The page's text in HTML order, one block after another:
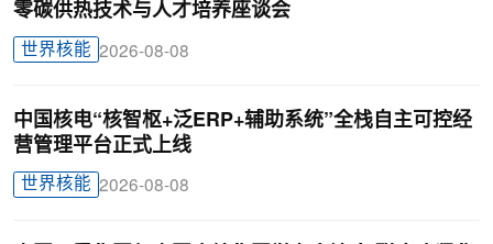
零碳供热技术与人才培养座谈会
世界核能 2026-08-08
中国核电“核智枢+泛ERP+辅助系统”全栈自主可控经
营管理平台正式上线
世界核能 2026-08-08